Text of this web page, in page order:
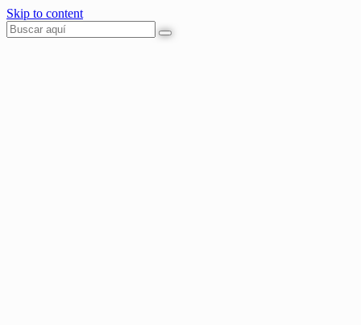
Skip to content